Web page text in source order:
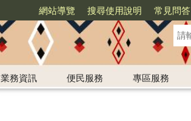
網站導覽 搜尋使用說明 常見問答
業務資訊 便民服務 專區服務